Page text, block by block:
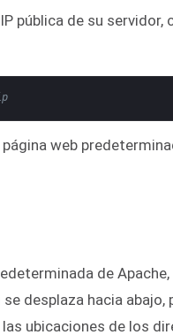
pública de su servidor,
web
de
desplaza hacia
ubicaciones de los